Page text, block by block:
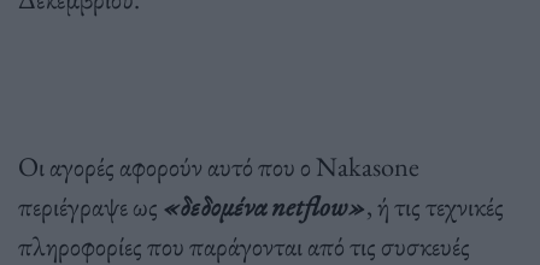
Οι αγορές αφορούν αυτό που ο Nakasone
περιέγραψε ως «δεδομένα netflow», ή τις τεχνικές
πληροφορίες που παράγονται από τις συσκευές